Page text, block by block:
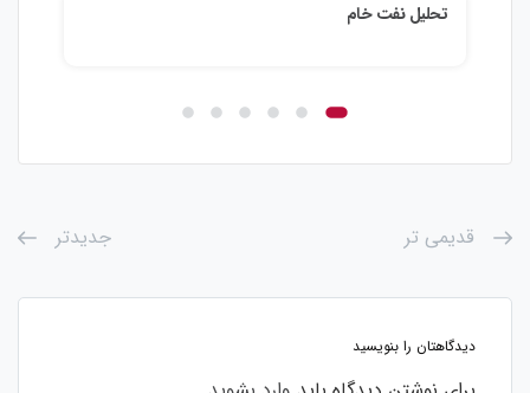
تحلیل نقره
قدیمی تر جدیدتر
دیدگاهتان را بنویسید